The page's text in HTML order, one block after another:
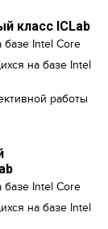
класс ICLab
базе Intel Core
на базе Intel
работы
базе Intel Core
на базе Intel